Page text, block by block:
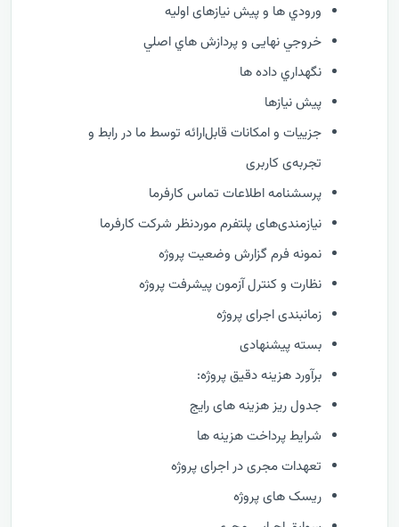
ورودي ها و پیش نیازهای اولیه
خروجي نهایی و پردازش هاي اصلي
نگهداري داده ها
پیش نیازها
جزییات و امکانات قابل‌ارائه توسط ما در رابط و
تجربه‌ی کاربری
پرسشنامه اطلاعات تماس کارفرما
نیازمندی‌های پلتفرم موردنظر شرکت کارفرما
نمونه فرم گزارش وضعيت پروژه
نظارت و كنترل آزمون پیشرفت پروژه
زمانبندی اجرای پروژه
بسته پیشنهادی
برآورد هزینه دقیق پروژه:
جدول ریز هزینه های رایج
شرایط پرداخت هزینه ها
تعهدات مجری در اجرای پروژه
ریسک های پروژه